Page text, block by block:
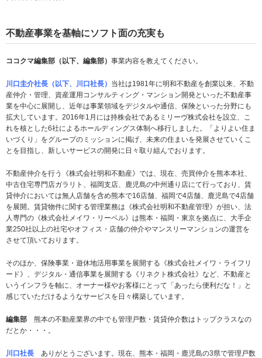
不動産事業を基軸にソフト面の充実も
ココクマ編集部（以下、編集部） 事業内容を教えてください。
川口圭介社長（以下、川口社長） 当社は1981年に明和不動産を創業以来、不動
産仲介・管理、資産運用コンサルティング・マンション開発といった不動産事
業を中心に展開し、近年は事業領域をデジタルや通信、保険といった分野にも
拡大しています。2016年1月には持株会社であるミリーヴ株式会社を設立、こ
れを核とした6社によるホールディングス体制へ移行しました。「よりよい住ま
いづくり」をグループのミッションに掲げ、未来の住まいを発展させていくこ
とを目指し、新しいサービスの開発に日々取り組んでおります。
不動産仲介を行う《株式会社明和不動産》では、現在、売買仲介を熊本本社、
中古住宅専門店ガラリト、福岡支店、鹿児島の中州通り店にて行っており、賃
貸仲介においては無人店舗を含め熊本で16店舗、福岡で4店舗、鹿児島で4店舗
を展開。賃貸物件に関する管理業務は《株式会社明和不動産管理》が担い、法
人専門の《株式会社メイワ・リーベル》は熊本・福岡・東京を拠点に、大手企
業250社以上の社宅やオフィス・店舗の仲介やマンスリーマンションの運営を
させて頂いております。
そのほか、保険事業・遊休地活用事業を展開する《株式会社メイワ・ライフリ
ード》、デジタル・通信事業を展開する《リネクト株式会社》など、不動産と
いうインフラを軸に、オーナー様やお客様にとって「あったら便利だな！」と
感じていただけるようなサービスを日々構築しています。
編集部 熊本の不動産業界の中でも管理戸数・賃貸仲介数はトップクラスなの
だとか・・・。
川口社長 ありがとうございます。現在、熊本・福岡・鹿児島の3県で管理戸数